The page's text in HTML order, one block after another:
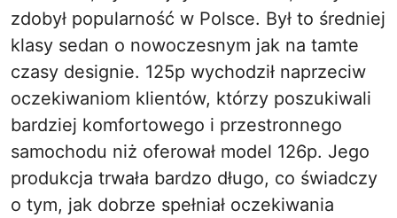
zdobył popularność w Polsce. Był to średniej
klasy sedan o nowoczesnym jak na tamte
czasy designie. 125p wychodził naprzeciw
oczekiwaniom klientów, którzy poszukiwali
bardziej komfortowego i przestronnego
samochodu niż oferował model 126p. Jego
produkcja trwała bardzo długo, co świadczy
o tym, jak dobrze spełniał oczekiwania